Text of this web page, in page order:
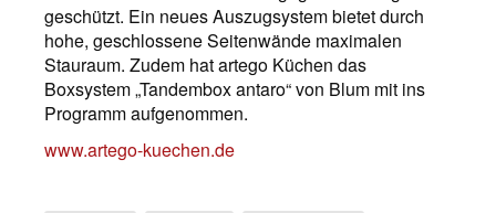
geschützt. Ein neues Auszugsystem bietet durch
hohe, geschlossene Seitenwände maximalen
Stauraum. Zudem hat artego Küchen das
Boxsystem „Tandembox antaro“ von Blum mit ins
Programm aufgenommen.
www.artego-kuechen.de